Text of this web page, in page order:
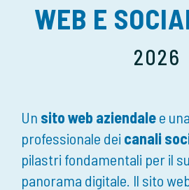
WEB E
2026
Un sito web aziendalee
professionale dei canali
pilastri fondamentali per il
panorama digitale. Il sito